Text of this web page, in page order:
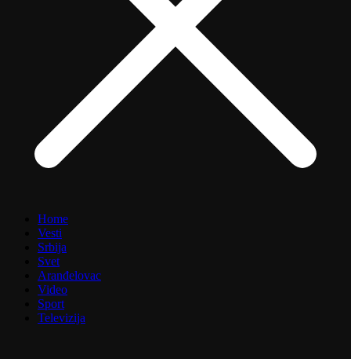
Home
Vesti
Srbija
Svet
Aranđelovac
Video
Sport
Televizija